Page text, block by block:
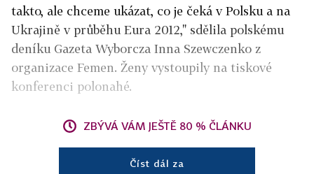
takto, ale chceme ukázat, co je čeká v Polsku a na
Ukrajině v průběhu Eura 2012," sdělila polskému
deníku Gazeta Wyborcza Inna Szewczenko z
organizace Femen. Ženy vystoupily na tiskové
konferenci polonahé.
ZBÝVÁ VÁM JEŠTĚ 80 % ČLÁNKU
Číst dál za